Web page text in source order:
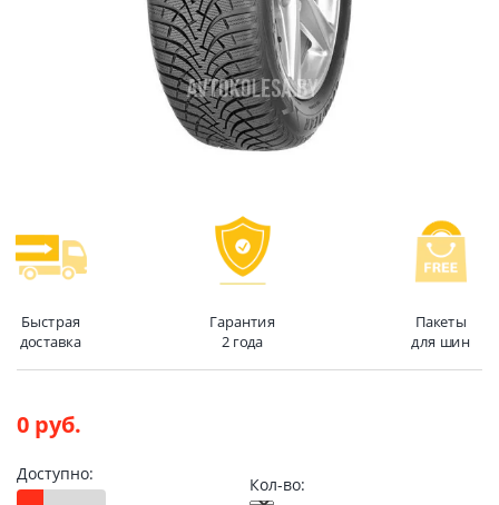
Быстрая
доставка
Гарантия
2 года
Пакеты
для шин
0 руб.
Доступно:
Кол-во: